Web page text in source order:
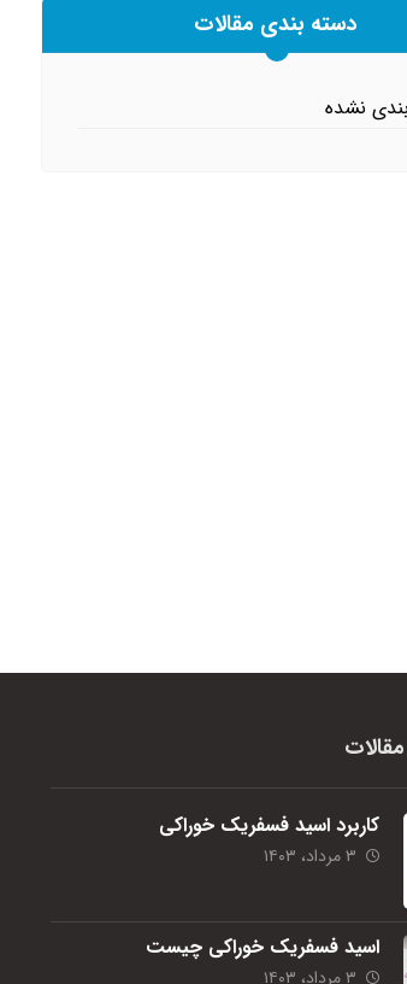
دسته بندی مقالات
نشده
کاربرد اسید فسفریک خوراکی
۳ مرداد، ۱۴۰۳
اسید فسفریک خوراکی چیست
۳ مرداد، ۱۴۰۳